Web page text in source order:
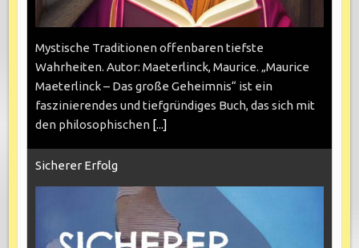
Mystische Traditionen offenbaren tiefste
Wahrheiten. Autor: Maeterlinck, Maurice. „Maurice
Maeterlinck – Das große Geheimnis“ ist ein
faszinierendes und tiefgründiges Buch, das sich mit
den philosophischen [...]
Sicherer Erfolg